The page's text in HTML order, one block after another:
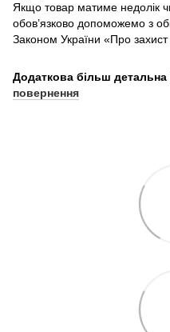
Якщо товар матиме недолік
обов’язково допоможемо з
Законом України «Про захист
Додаткова більш детальна
повернення